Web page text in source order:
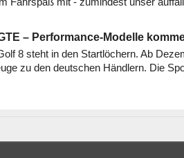
– Performance-Modelle
8 steht in den Startlöchern. Ab
zu den deutschen Händlern. Die